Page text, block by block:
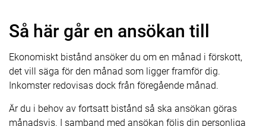
Så här går en ansökan till
Ekonomiskt bistånd ansöker du om en månad i förskott,
det vill säga för den månad som ligger framför dig.
Inkomster redovisas dock från föregående månad.
Är du i behov av fortsatt bistånd så ska ansökan göras
månadsvis. I samband med ansökan följs din personliga